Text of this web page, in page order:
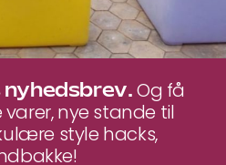
nyhedsbrev.Og få
nye stande til
style hacks,